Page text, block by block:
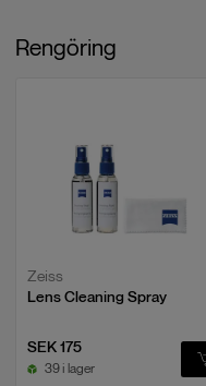
Rengöring
Zeiss
Lens Cleaning Spray
SEK 175
39 i lager